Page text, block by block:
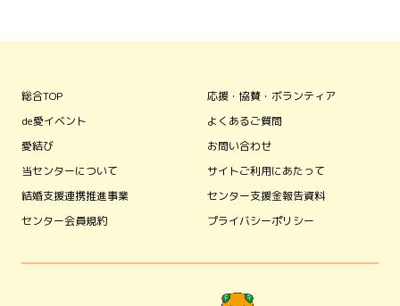
総合TOP
de愛イベント
愛結び
当センターについて
結婚支援連携推進事業
センター会員規約
応援・協賛・ボランティア
よくあるご質問
お問い合わせ
サイトご利用にあたって
センター支援金報告資料
プライバシーポリシー